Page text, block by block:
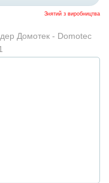
Знятий з виробництва
Домотек - Domotec